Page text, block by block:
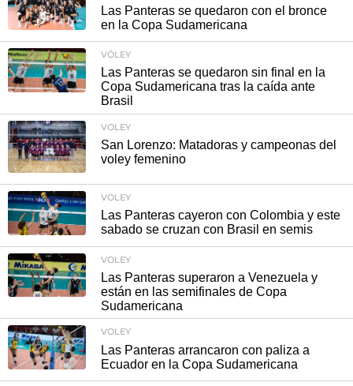
Las Panteras se quedaron con el bronce
en la Copa Sudamericana
VÓLEY
Las Panteras se quedaron sin final en la
Copa Sudamericana tras la caída ante
Brasil
VOLEY
San Lorenzo: Matadoras y campeonas del
voley femenino
VOLEY
Las Panteras cayeron con Colombia y este
sabado se cruzan con Brasil en semis
VOLEY
Las Panteras superaron a Venezuela y
están en las semifinales de Copa
Sudamericana
VOLEY
Las Panteras arrancaron con paliza a
Ecuador en la Copa Sudamericana